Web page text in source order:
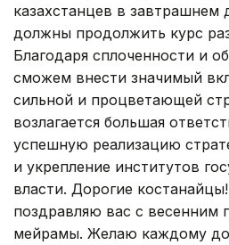
казахстанцев в
должны продолжить курс
Благодаря сплоченности и
сможем внести значимый
сильной и процветающей
возлагается большая
успешную реализацию
и укрепление институтов
власти. Дорогие
поздравляю вас с весенним
мейрамы. Желаю каждому